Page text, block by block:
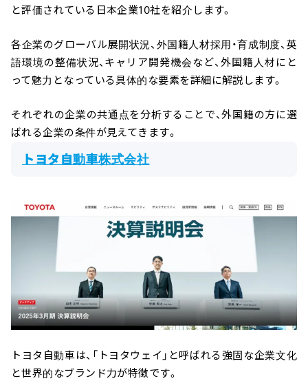
と評価されている日本企業10社を紹介します。
各企業のグローバル展開状況、外国籍人材採用・育成制度、英
語環境の整備状況、キャリア開発機会など、外国籍人材にと
って魅力となっている具体的な要素を詳細に解説します。
それぞれの企業の共通点を分析することで、外国籍の方に選
ばれる企業の条件が見えてきます。
トヨタ自動車株式会社
トヨタ自動車は、「トヨタウェイ」と呼ばれる強固な企業文化
と世界的なブランド力が特徴です。